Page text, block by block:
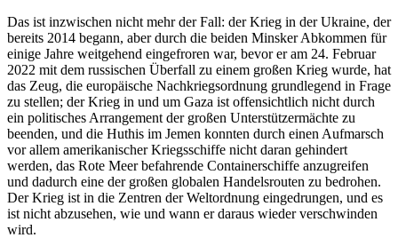
Das ist inzwischen nicht mehr der Fall: der Krieg in der Ukraine, der
bereits 2014 begann, aber durch die beiden Minsker Abkommen für
einige Jahre weitgehend eingefroren war, bevor er am 24. Februar
2022 mit dem russischen Überfall zu einem großen Krieg wurde, hat
das Zeug, die europäische Nachkriegsordnung grundlegend in Frage
zu stellen; der Krieg in und um Gaza ist offensichtlich nicht durch
ein politisches Arrangement der großen Unterstützermächte zu
beenden, und die Huthis im Jemen konnten durch einen Aufmarsch
vor allem amerikanischer Kriegsschiffe nicht daran gehindert
werden, das Rote Meer befahrende Containerschiffe anzugreifen
und dadurch eine der großen globalen Handelsrouten zu bedrohen.
Der Krieg ist in die Zentren der Weltordnung eingedrungen, und es
ist nicht abzusehen, wie und wann er daraus wieder verschwinden
wird.